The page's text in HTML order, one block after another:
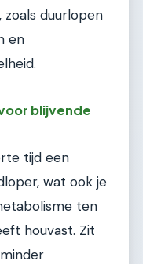
duurlopen
en
blijvende
tijd een
wat ook je
ten
houvast. Zit